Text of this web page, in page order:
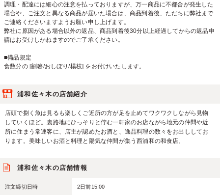
調理・配達には細心の注意を払っておりますが、万一商品に不都合が発生した
場合や、ご注文と異なる商品が届いた場合は、商品到着後、ただちに弊社まで
ご連絡くださいますようお願い申し上げます。
弊社に原因がある場合以外の返品、商品到着後30分以上経過してからの返品申
請はお受けしかねますのでご了承ください。
■備品規定
食数分の [割箸/おしぼり/楊枝] をお付けいたします。
浦和佐々木の店舗紹介
店頭で捌く魚は見るも楽しくご近所の方が足を止めてワクワクしながら見物
していくほど。裏路地にひっそりと佇む一軒家のお店ながら地元の仲間や近
所に住まう常連客に、店主が認めたお酒と、逸品料理の数々をお出ししてお
ります。美味しいお酒と料理と陽気な仲間が集う西浦和の和食店。
浦和佐々木の店舗情報
注文締切日時 2日前15:00